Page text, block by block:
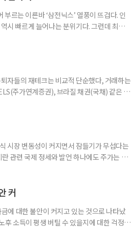
르는 이른바 ‘삼전닉스’ 열풍이 뜨겁다. 인
시 빠르게 늘어나는 분위기다. 그런데 최근
2배, 손실도 2배… 레버리지의 두 얼
자들의 재테크는 비교적 단순했다, 거래하는
주가연계증권), 브라질 채권(국채) 같은 고
) 계좌를 직접 손보기 시작했
시장 변동성이 커지면서 잠들기가 무섭다는
관련 국제 정세와 발언 하나에도 주가는 오
달 들어오는 돈’이라는 점에서 다시 주목
커
에 대한 불안이 커지고 있는 것으로 나타났
소득이 평생 버틸 수 있을지에 대한 걱정이